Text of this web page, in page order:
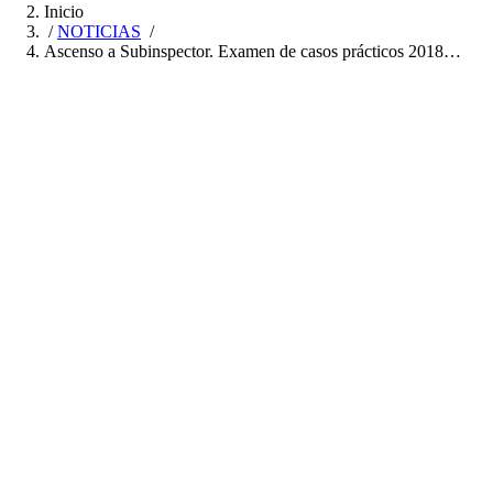
Inicio
/NOTICIAS /
Ascenso a Subinspector. Examen de casos prácticos 2018…